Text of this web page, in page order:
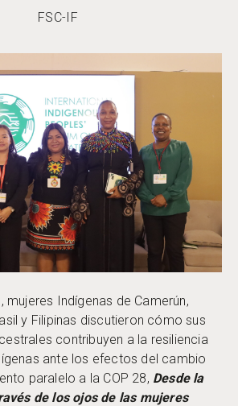
FSC-IF
mujeres Indígenas de Camerún,
y Filipinas discutieron cómo sus
contribuyen a la resiliencia
ante los efectos del cambio
paralelo a la COP 28, Desde la
de los ojos de las mujeres